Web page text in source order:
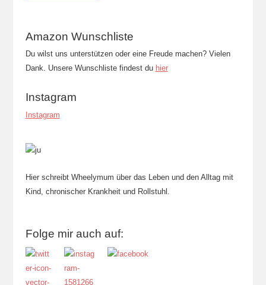
Amazon Wunschliste
Du wilst uns unterstützen oder eine Freude machen? Vielen
Dank. Unsere Wunschliste findest du hier
Instagram
Instagram
Hier schreibt Wheelymum über das Leben und den Alltag mit
Kind, chronischer Krankheit und Rollstuhl.
Folge mir auch auf: